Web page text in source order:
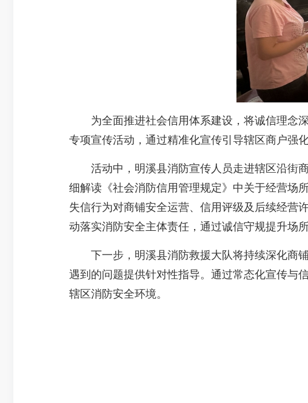
为全面推进社会信用体系建设，将诚信理念深
专项宣传活动，通过精准化宣传引导辖区商户强
活动中，明溪县消防宣传人员走进辖区沿街商
细解读《社会消防信用管理规定》中关于经营场
失信行为对商铺安全运营、信用评级及后续经营
动落实消防安全主体责任，通过诚信守规提升场
下一步，明溪县消防救援大队将持续深化商铺
遇到的问题提供针对性指导。通过常态化宣传与
辖区消防安全环境。